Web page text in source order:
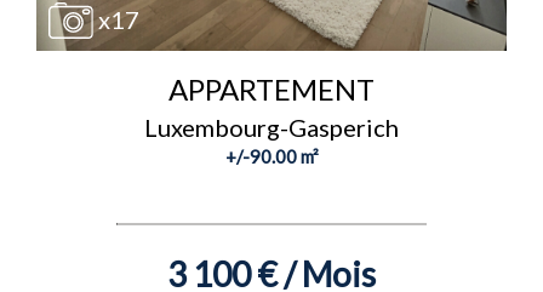
x17
APPARTEMENT
Luxembourg-Gasperich
+/-90.00 m²
3 100 € / Mois